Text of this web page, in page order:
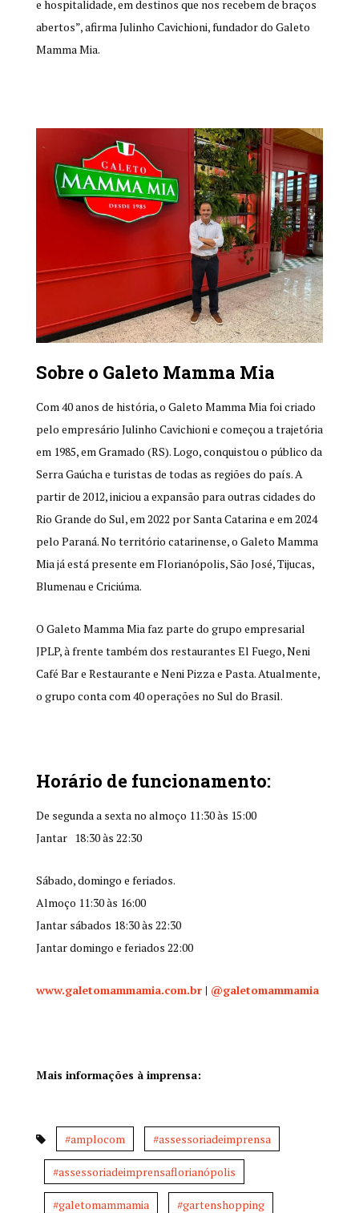
e hospitalidade, em destinos que nos recebem de braços
abertos”, afirma Julinho Cavichioni, fundador do Galeto
Mamma Mia.
Sobre o Galeto Mamma Mia
Com 40 anos de história, o Galeto Mamma Mia foi criado
pelo empresário Julinho Cavichioni e começou a trajetória
em 1985, em Gramado (RS). Logo, conquistou o público da
Serra Gaúcha e turistas de todas as regiões do país. A
partir de 2012, iniciou a expansão para outras cidades do
Rio Grande do Sul, em 2022 por Santa Catarina e em 2024
pelo Paraná. No território catarinense, o Galeto Mamma
Mia já está presente em Florianópolis, São José, Tijucas,
Blumenau e Criciúma.
O Galeto Mamma Mia faz parte do grupo empresarial
JPLP, à frente também dos restaurantes El Fuego, Neni
Café Bar e Restaurante e Neni Pizza e Pasta. Atualmente,
o grupo conta com 40 operações no Sul do Brasil.
Horário de funcionamento:
De segunda a sexta no almoço 11:30 às 15:00
Jantar 18:30 às 22:30
Sábado, domingo e feriados.
Almoço 11:30 às 16:00
Jantar sábados 18:30 às 22:30
Jantar domingo e feriados 22:00
www.galetomammamia.com.br| @galetomammamia
Mais informações à imprensa:
#amplocom #assessoriadeimprensa
#assessoriadeimprensaflorianópolis
#galetomammamia #gartenshopping
close